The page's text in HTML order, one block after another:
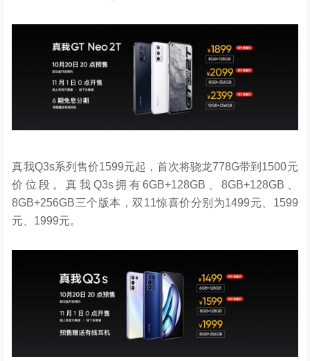
真我Q3s系列售价1599元起，首次将骁龙778G带到1500元
价位段。真我Q3s拥有6GB+128GB、8GB+128GB、
8GB+256GB三个版本，双11惊喜价分别为1499元、1599
元、1999元。